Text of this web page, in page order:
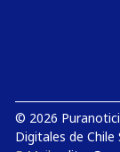
© 2026
Digitales de Chile